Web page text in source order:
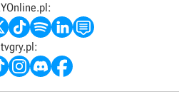
tvgry.pl: